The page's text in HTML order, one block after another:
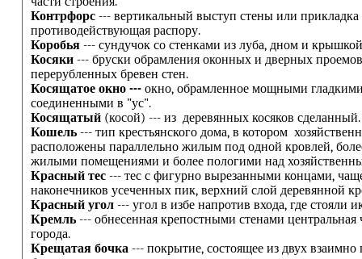
Контрфорс--- вертикальный выступ стены или прикладка
противодействующая распору.
Коробья--- сундучок со стенками из луба, дном и крышкой
Косяки--- бруски обрамления оконных и дверных
перерубленных бревен стен.
Косящатое окно --- окно, обрамленное мощными
соединенными в "ус".
Косящатый(косой) --- из деревянных косяков сделанный.
Кошель--- тип крестьянского дома, в котором
расположены параллельно жилым под одной кровлей,
жилыми помещениями и более пологими над
Красный тес--- тес с фигурно вырезанными концами,
наконечников усеченных пик, верхний слой деревянной
Красный угол --- угол в избе напротив входа, где стояли
Кремль--- обнесенная крепостными стенами центральная
города.
Крещатая бочка--- покрытие, состоящее из двух взаимно